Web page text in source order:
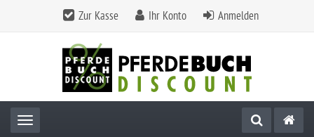
Zur Kasse Ihr Konto Anmelden
Toggle navigation